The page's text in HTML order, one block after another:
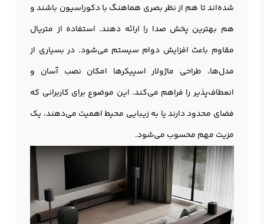
شده‌اند تا هم از نظر بصری هماهنگ با دکوراسیون باشند و
هم بهترین پخش صدا را ارائه دهند. استفاده از متریال
مقاوم باعث افزایش دوام سیستم می‌شود. در بسیاری از
مدل‌ها، طراحی ماژولار اسپیکرها امکان نصب آسان و
انعطاف‌پذیر را فراهم می‌کند. این موضوع برای کاربرانی که
فضای محدود دارند یا به زیبایی محیط اهمیت می‌دهند، یک
مزیت مهم محسوب می‌شود.